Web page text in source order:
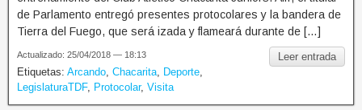
de Parlamento entregó presentes protocolares y la bandera de
Tierra del Fuego, que será izada y flameará durante de […]
Leer entrada
Actualizado: 25/04/2018 — 18:13
Etiquetas: Arcando Chacarita Deporte
LegislaturaTDF, Protocolar, Visita